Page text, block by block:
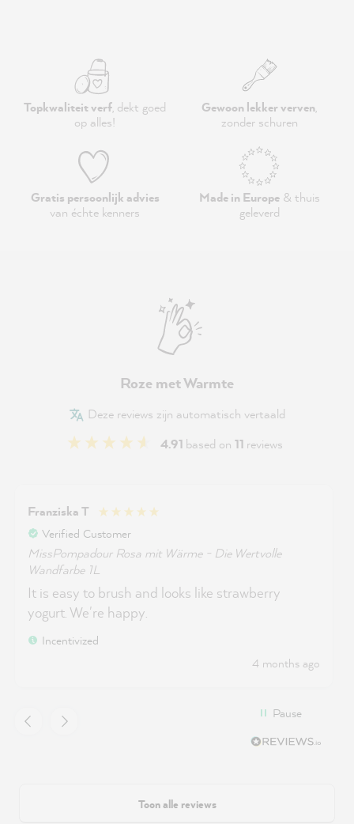
Topkwaliteit verf, dekt goed
op alles!
Gewoon lekker verven,
zonder schuren
Gratis persoonlijk advies
van échte kenners
Made in Europe& thuis
geleverd
Roze met Warmte
Deze reviews zijn automatisch vertaald
4.91 based on 11 reviews
Franziska T
Verified Customer
MissPompadour Rosa mit Wärme - Die Wertvolle
Wandfarbe 1L
It is easy to brush and looks like strawberry
yogurt. We're happy.
Incentivized
4 months ago
Pause
Toon alle reviews